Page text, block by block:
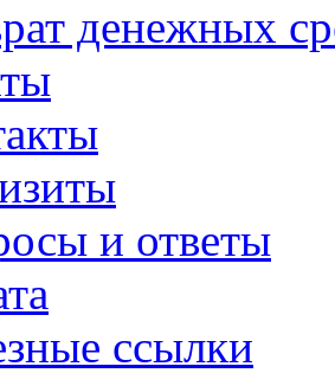
денежных
и ответы
ссылки